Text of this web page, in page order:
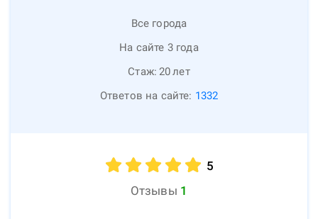
Все города
На сайте 3 года
Стаж: 20лет
Ответов на сайте: 1332
5
Отзывы 1